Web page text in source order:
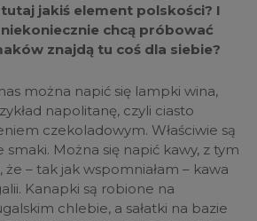
jakiś element polskości? I
chcą próbować
znajdą tu coś dla siebie?
można napić się lampki wina,
napolitanę, czyli ciasto
czekoladowym. Właściwie są
Można się napić kawy, z tym
– tak jak wspomniałam – kawa
Kanapki są robione na
chlebie, a sałatki na bazie